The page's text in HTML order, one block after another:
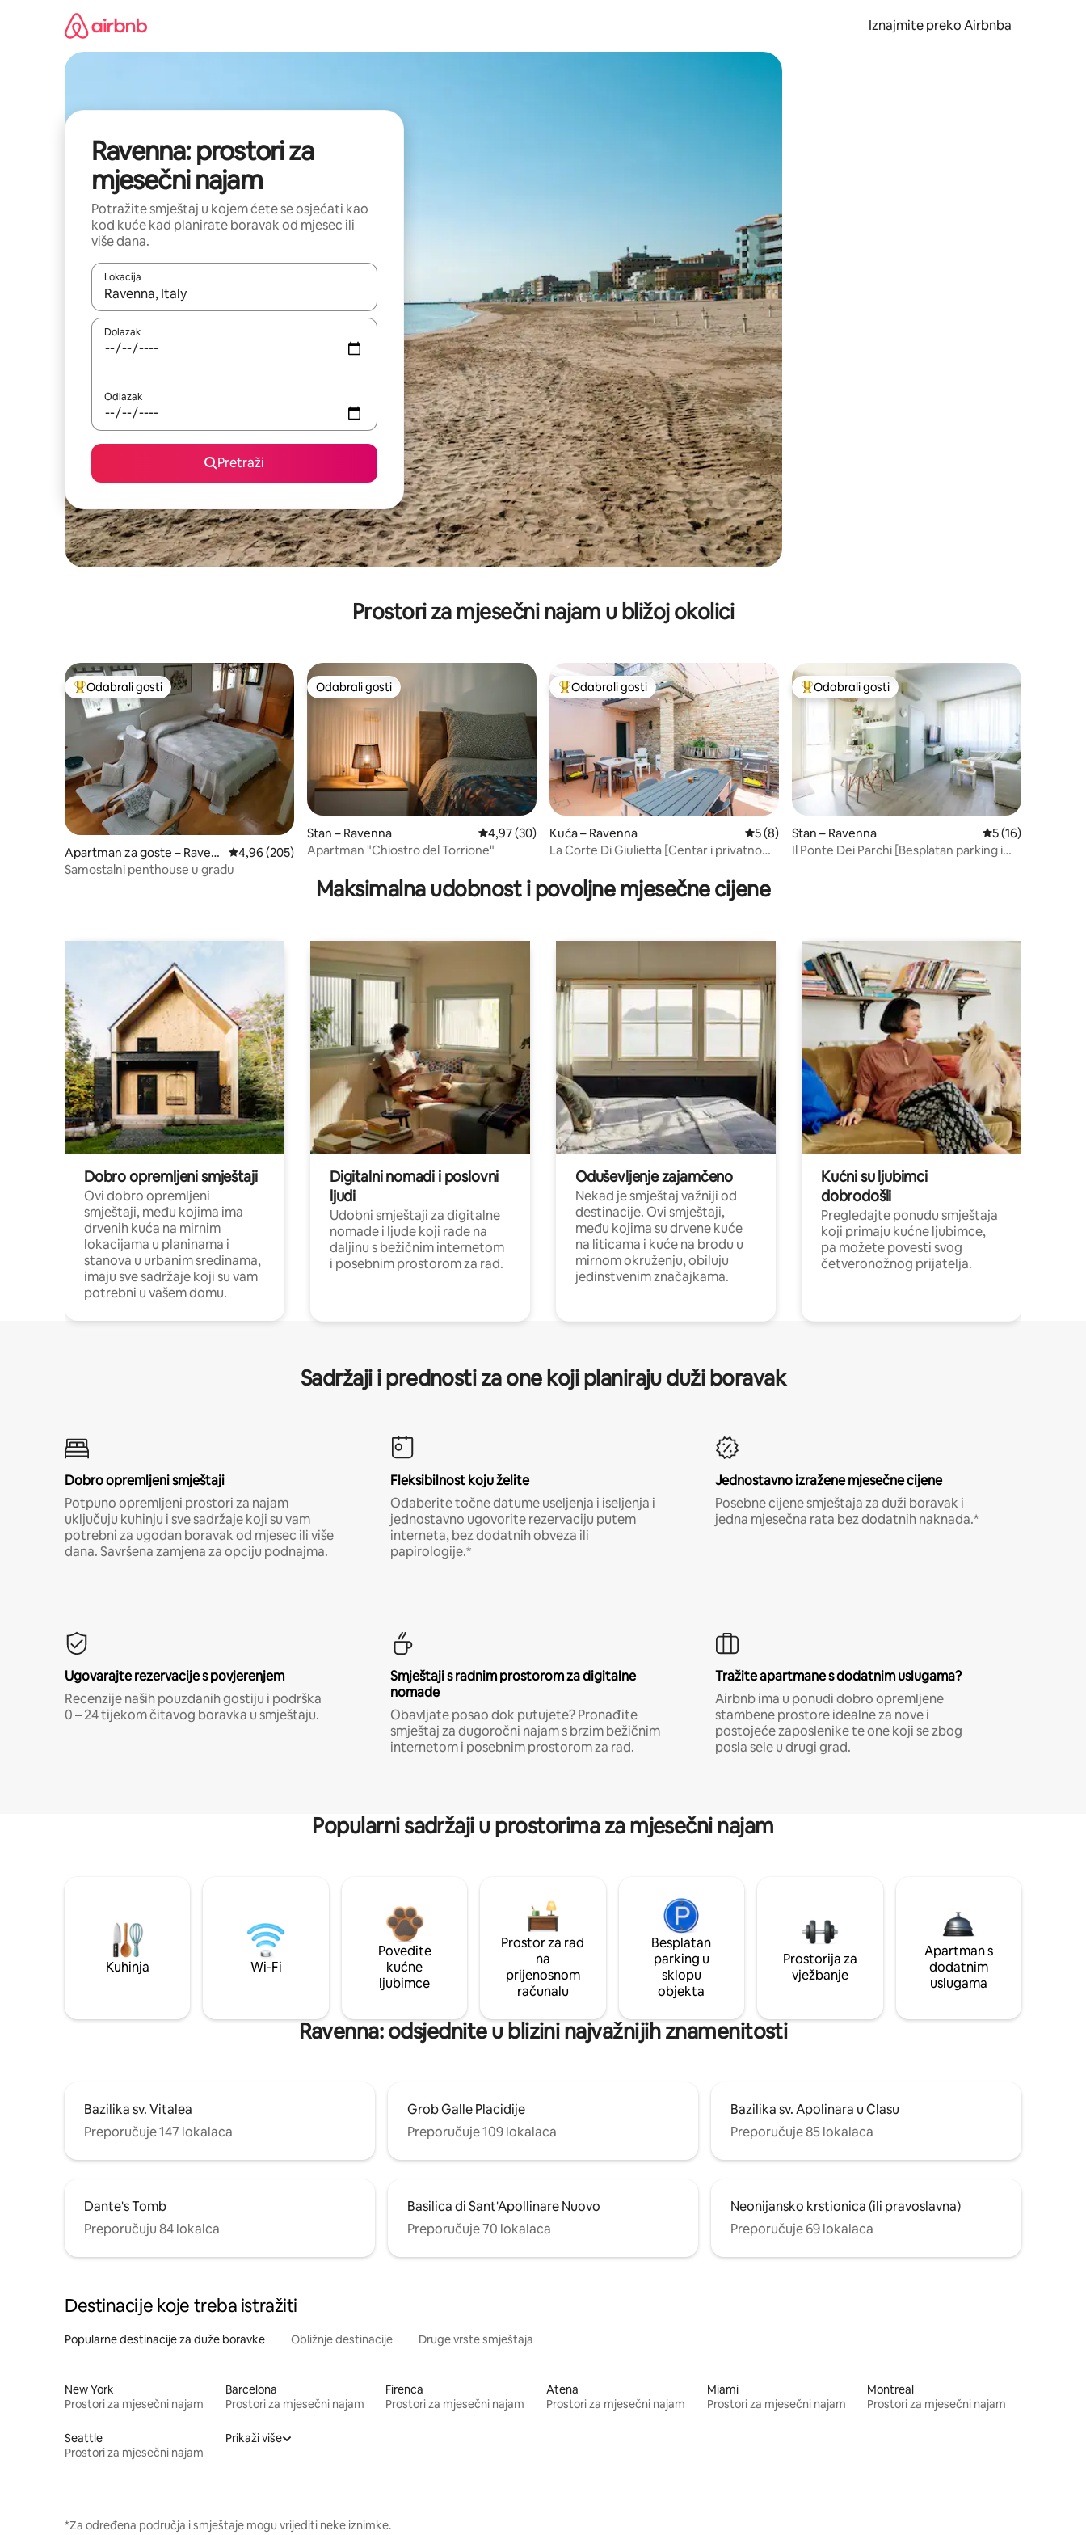
Iznajmite preko Airbnba
Ravenna: prostori za
mjesečni najam
Potražite smještaj u kojem ćete se osjećati kao
kod kuće kad planirate boravak od mjesec ili
više dana.
Lokacija
Kada budu dostupni rezultati, moći ćete ih pregledati koristeći se strelicama prema gore i prema dolje, kao i dodirom ili prelaskom prstom po zaslonu.
Dolazak
Odlazak
Pretraži
Prostori za mjesečni najam u bližoj okolici
Među najviše rangiranima s oznakom „Odabrali gosti”
Odabrali gosti
Apartman za goste – Raven
na
Prosječna ocjena: 4,96/5, recenzija: 205
4,96 (205)
Samostalni penthouse u gradu
Odabrali gosti
Odabrali gosti
Stan – Ravenna Prosječna ocjena: 4,97/5, recenzija: 30
4,97 (30)
Apartman "Chiostro del Torrione"
Među najviše rangiranima s oznakom „Odabrali gosti”
Odabrali gosti
Kuća – Ravenna Prosječna ocjena: 5/5, recenzija: 8
5 (8)
La Corte Di Giulietta [Centar i privatno
Među najviše rangiranima s oznakom „Odabrali gosti”
Odabrali gosti
Stan – Ravenna Prosječna ocjena:
5 (16)
Il Ponte Dei Parchi [Besplatan parking i
Maksimalna udobnost i povoljne mjesečne cijene
Dobro opremljeni smještaji
Ovi dobro opremljeni
smještaji, među kojima ima
drvenih kuća na mirnim
lokacijama u planinama i
stanova u urbanim sredinama,
imaju sve sadržaje koji su vam
potrebni u vašem domu.
Digitalni nomadi i poslovni
ljudi
Udobni smještaji za digitalne
nomade i ljude koji rade na
daljinu s bežičnim internetom
i posebnim prostorom za rad.
Oduševljenje zajamčeno
Nekad je smještaj važniji od
destinacije. Ovi smještaji,
među kojima su drvene kuće
na liticama i kuće na brodu u
mirnom okruženju, obiluju
jedinstvenim značajkama.
Kućni su ljubimci
dobrodošli
Pregledajte ponudu smještaja
koji primaju kućne ljubimce,
pa možete povesti svog
četveronožnog prijatelja.
Sadržaji i prednosti za one koji planiraju duži boravak
Dobro opremljeni smještaji
Potpuno opremljeni prostori za najam
uključuju kuhinju i sve sadržaje koji su vam
potrebni za ugodan boravak od mjesec ili više
dana. Savršena zamjena za opciju podnajma.
Fleksibilnost koju želite
Odaberite točne datume useljenja i iseljenja i
jednostavno ugovorite rezervaciju putem
interneta, bez dodatnih obveza ili
papirologije.*
Jednostavno izražene mjesečne cijene
Posebne cijene smještaja za duži boravak i
jedna mjesečna rata bez dodatnih naknada.*
Ugovarajte rezervacije s povjerenjem
Recenzije naših pouzdanih gostiju i podrška
0 – 24 tijekom čitavog boravka u smještaju.
Smještaji s radnim prostorom za digitalne
nomade
Obavljate posao dok putujete? Pronađite
smještaj za dugoročni najam s brzim bežičnim
internetom i posebnim prostorom za rad.
Tražite apartmane s dodatnim uslugama?
Airbnb ima u ponudi dobro opremljene
stambene prostore idealne za nove i
postojeće zaposlenike te one koji se zbog
posla sele u drugi grad.
Popularni sadržaji u prostorima za mjesečni najam
Kuhinja Wi-Fi
Povedite
kućne
ljubimce
Prostor za rad
na
prijenosnom
računalu
Besplatan
parking u
sklopu
objekta
Prostorija za
vježbanje
Apartman s
dodatnim
uslugama
Ravenna: odsjednite u blizini najvažnijih znamenitosti
Bazilika sv. Vitalea
Preporučuje 147 lokalaca
Grob Galle Placidije
Preporučuje 109 lokalaca
Bazilika sv. Apolinara u Clasu
Preporučuje 85 lokalaca
Dante's Tomb
Preporučuju 84 lokalca
Basilica di Sant'Apollinare Nuovo
Preporučuje 70 lokalaca
Neonijansko krstionica (ili pravoslavna)
Preporučuje 69 lokalaca
Destinacije koje treba istražiti
Popularne destinacije za duže boravke Obližnje destinacije Druge vrste smještaja
New York
Prostori za mjesečni najam
Barcelona
Prostori za mjesečni najam
Firenca
Prostori za mjesečni najam
Atena
Prostori za mjesečni najam
Miami
Prostori za mjesečni najam
Montreal
Prostori za mjesečni najam
Seattle
Prostori za mjesečni najam
Prikaži više
*Za određena područja i smještaje mogu vrijediti neke iznimke.